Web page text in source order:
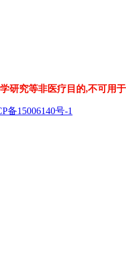
研究等非医疗目的,不可用
备15006140号-1